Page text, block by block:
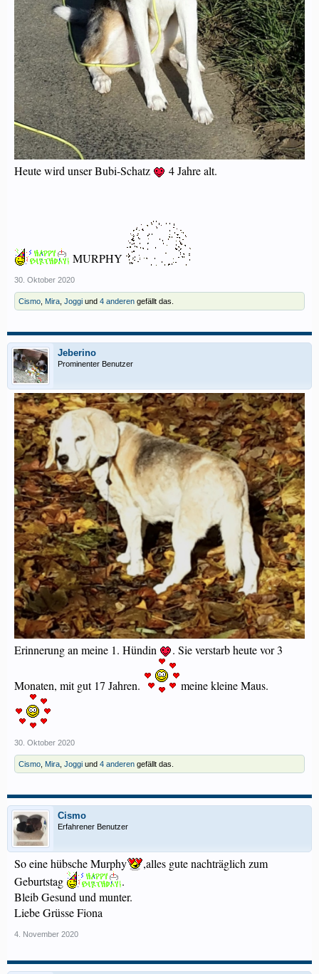
Heute wird unser Bubi-Schatz 4 Jahre alt.
MURPHY
30. Oktober 2020
Cismo Mira Joggi und 4 anderen gefällt das.
Jeberino
Prominenter Benutzer
Erinnerung an meine 1. Hündin . Sie verstarb heute vor 3
Monaten, mit gut 17 Jahren. meine kleine Maus.
30. Oktober 2020
Cismo Mira Joggi und 4 anderen gefällt das.
Cismo
Erfahrener Benutzer
So eine hübsche Murphy
,alles gute nachträglich zum
Geburtstag
.
Bleib Gesund und munter.
Liebe Grüsse Fiona
4. November 2020